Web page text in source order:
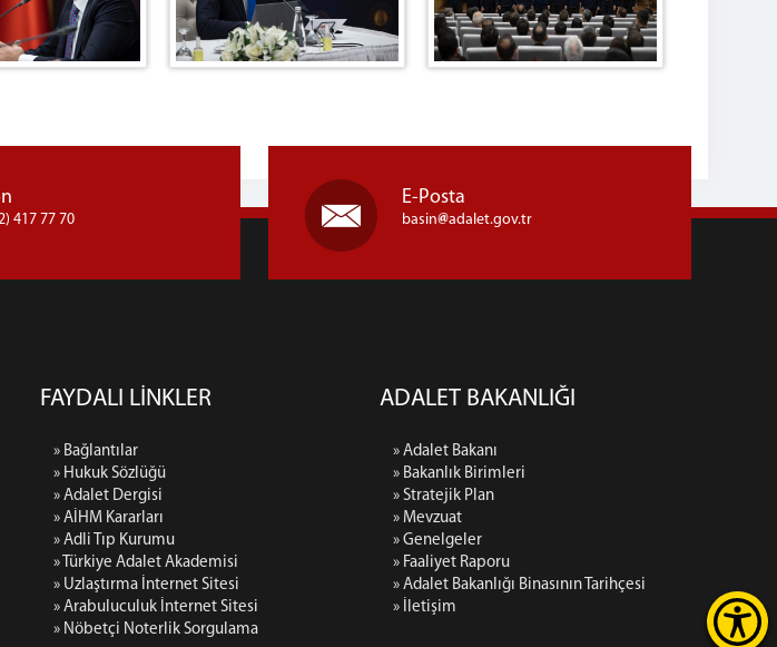
417 77 70
E-Posta
basin adalet.gov.tr
FAYDALI LİNKLER
» Bağlantılar
» Hukuk Sözlüğü
» Adalet Dergisi
» AİHM Kararları
» Adli Tıp Kurumu
» Türkiye Adalet Akademisi
» Uzlaştırma İnternet Sitesi
» Arabuluculuk İnternet Sitesi
» Nöbetçi Noterlik Sorgulama
ADALET BAKANLIĞI
» Adalet Bakanı
» Bakanlık Birimleri
» Stratejik Plan
» Mevzuat
» Genelgeler
» Faaliyet Raporu
» Adalet Bakanlığı Binasının Tarihçesi
» İletişim